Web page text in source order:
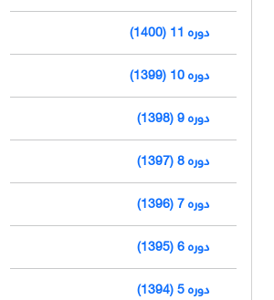
دوره 11 (1400)
دوره 10 (1399)
دوره 9 (1398)
دوره 8 (1397)
دوره 7 (1396)
دوره 6 (1395)
دوره 5 (1394)